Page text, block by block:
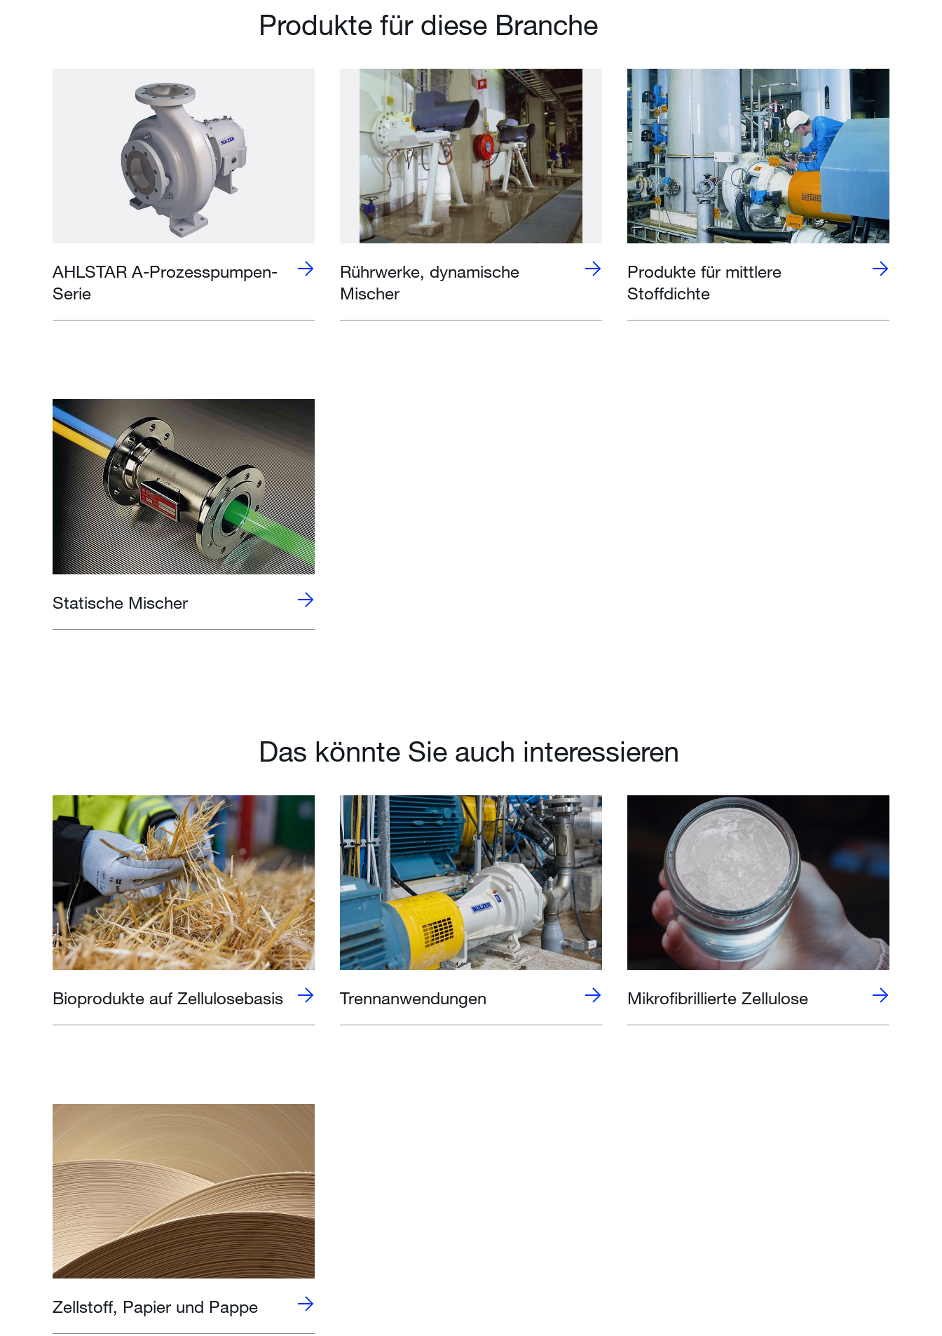
Produkte für diese Branche
AHLSTAR A-Prozesspumpen-
Serie
Rührwerke, dynamische
Mischer
Produkte für mittlere
Stoffdichte
Statische Mischer
Das könnte Sie auch interessieren
Bioprodukte auf Zellulosebasis Trennanwendungen Mikrofibrillierte Zellulose
Zellstoff, Papier und Pappe